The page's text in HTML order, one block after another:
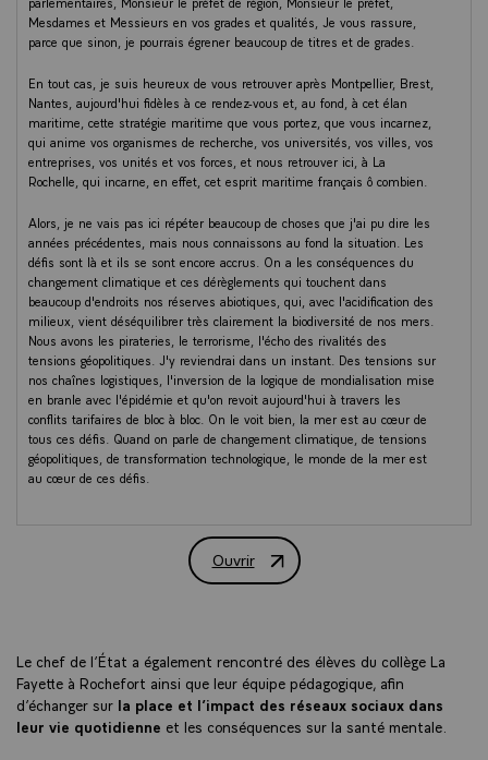
Mesdames et Messieurs en vos grades et qualités, Je vous rassure,
parce que sinon, je pourrais égrener beaucoup de titres et de grades.
En tout cas, je suis heureux de vous retrouver après Montpellier, Brest,
Nantes, aujourd'hui fidèles à ce rendez-vous et, au fond, à cet élan
maritime, cette stratégie maritime que vous portez, que vous incarnez,
qui anime vos organismes de recherche, vos universités, vos villes, vos
entreprises, vos unités et vos forces, et nous retrouver ici, à La
Rochelle, qui incarne, en effet, cet esprit maritime français ô combien.
Alors, je ne vais pas ici répéter beaucoup de choses que j'ai pu dire les
années précédentes, mais nous connaissons au fond la situation. Les
défis sont là et ils se sont encore accrus. On a les conséquences du
changement climatique et ces dérèglements qui touchent dans
beaucoup d'endroits nos réserves abiotiques, qui, avec l'acidification des
milieux, vient déséquilibrer très clairement la biodiversité de nos mers.
Nous avons les pirateries, le terrorisme, l'écho des rivalités des
tensions géopolitiques. J'y reviendrai dans un instant. Des tensions sur
nos chaînes logistiques, l'inversion de la logique de mondialisation mise
en branle avec l'épidémie et qu'on revoit aujourd'hui à travers les
conflits tarifaires de bloc à bloc. On le voit bien, la mer est au cœur de
tous ces défis. Quand on parle de changement climatique, de tensions
géopolitiques, de transformation technologique, le monde de la mer est
au cœur de ces défis.
comme puissance maritime qui s'assume, l'Europe avec elle, ont un
rôle évidemment essentiel à jouer pour relever ces défis dans un
monde où nos mers sont redevenues des espaces de prédation. Et ça,
avec beaucoup de force. Alors, dans ce contexte-là, fort de ce que nous
nous sommes déjà dit ces dernières années et de tout ce qu'on a bâti
ensemble, je voudrais commencer par une note d'optimisme. C'est
qu'en effet, malgré ce monde qui devient de plus en plus compliqué, le
durcissement des choses, nous avons réussi ces dernières années de
Ouvrir
Discours du Président de la
Le chef de l’État a également rencontré des élèves du collège La
Fayette à Rochefort ainsi que leur équipe pédagogique, afin
d’échanger sur la place et l’impact des réseaux sociaux dans
leur vie quotidienne et les conséquences sur la santé mentale.